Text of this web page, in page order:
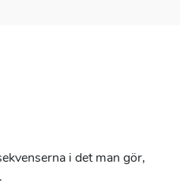
i det man gör,